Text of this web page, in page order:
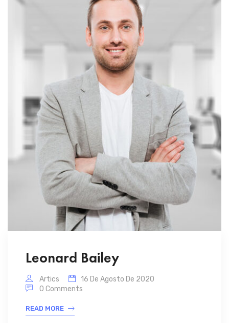
Leonard Bailey
Artics
16 De Agosto De 2020
0 Comments
READ MORE